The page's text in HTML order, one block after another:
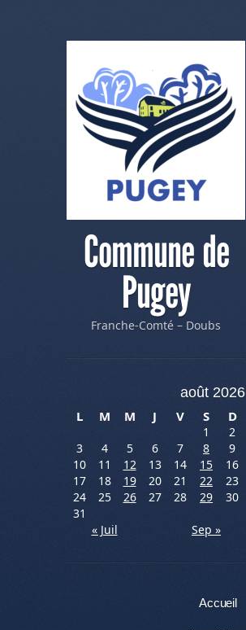
Commune de
Pugey
Franche-Comté – Doubs
août 2026
L
M M J V S D
1
2
3
4 5 6 7 8
9
10
11 12 13 14 15
16
17
18 19 20 21 22
23
24
25 26 27 28 29
30
31
« Juil
Sep »
Accueil